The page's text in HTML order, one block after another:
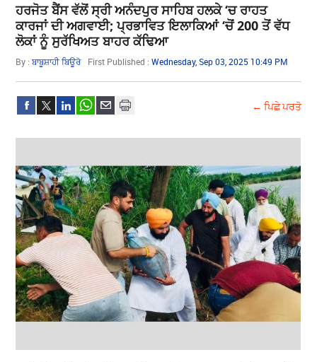
ਹਰਜੋਤ ਬੈਂਸ ਵੱਲੋਂ ਸ੍ਰੀ ਅਨੰਦਪੁਰ ਸਾਹਿਬ ਹਲਕੇ ‘ਚ ਰਾਹਤ
ਕਾਰਜਾਂ ਦੀ ਅਗਵਾਈ; ਪ੍ਰਭਾਵਿਤ ਇਲਾਕਿਆਂ ‘ਚੋਂ 200 ਤੋਂ ਵੱਧ
ਲੋਕਾਂ ਨੂੰ ਸੁਰੱਖਿਅਤ ਬਾਹਰ ਕੱਢਿਆ
By :ਬਾਬੂਸ਼ਾਹੀ ਬਿਊਰੋ First Published :Wednesday, Sep 03, 2025 10:49 PM
← ਪਿਛੇ ਪਰਤੋ